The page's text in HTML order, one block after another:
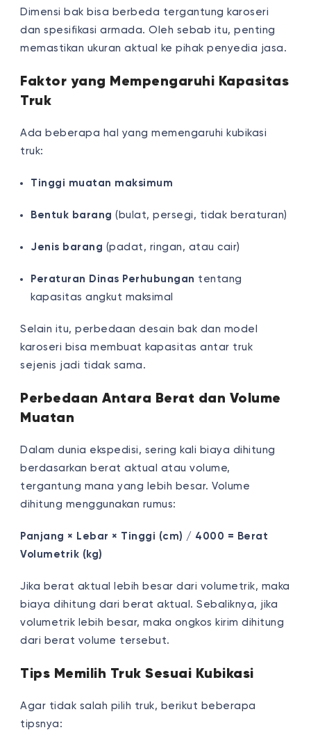
Dimensi bak bisa berbeda tergantung karoseri
dan spesifikasi armada. Oleh sebab itu, penting
memastikan ukuran aktual ke pihak penyedia jasa.
Faktor yang Mempengaruhi Kapasitas
Truk
Ada beberapa hal yang memengaruhi kubikasi
truk:
Tinggi muatan maksimum
Bentuk barang (bulat, persegi, tidak beraturan)
Jenis barang (padat, ringan, atau cair)
Peraturan Dinas Perhubungan tentang
kapasitas angkut maksimal
Selain itu, perbedaan desain bak dan model
karoseri bisa membuat kapasitas antar truk
sejenis jadi tidak sama.
Perbedaan Antara Berat dan Volume
Muatan
Dalam dunia ekspedisi, sering kali biaya dihitung
berdasarkan berat aktual atau volume,
tergantung mana yang lebih besar. Volume
dihitung menggunakan rumus:
Panjang × Lebar × Tinggi (cm) / 4000 = Berat
Volumetrik (kg)
Jika berat aktual lebih besar dari volumetrik, maka
biaya dihitung dari berat aktual. Sebaliknya, jika
volumetrik lebih besar, maka ongkos kirim dihitung
dari berat volume tersebut.
Tips Memilih Truk Sesuai Kubikasi
Agar tidak salah pilih truk, berikut beberapa
tipsnya: